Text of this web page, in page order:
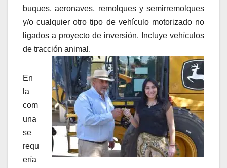
buques, aeronaves, remolques y semirremolques
y/o cualquier otro tipo de vehículo motorizado no
ligados a proyecto de inversión. Incluye vehículos
de tracción animal.
En
la
com
una
se
requ
ería